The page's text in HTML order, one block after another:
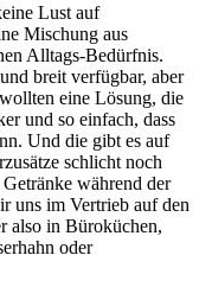
Lust auf
Mischung aus
Alltags-Bedürfnis.
breit verfügbar, aber
eine Lösung, die
und so einfach, dass
Und die gibt es auf
schlicht noch
während der
uns im Vertrieb auf den
also in Büroküchen,
oder